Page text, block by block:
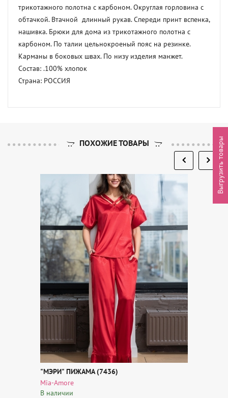
трикотажного полотна с карбоном. Округлая горловина с
обтачкой. Втачной  длинный рукав. Спереди принт вспенка,
нашивка. Брюки для дома из трикотажного полотна с
карбоном. По талии цельнокроеный пояс на резинке.
Карманы в боковых швах. По низу изделия манжет.
Состав: .100% хлопок
Страна: РОССИЯ
ПОХОЖИЕ ТОВАРЫ
"МЭРИ" ПИЖАМА (7436)
Mia-Amore
В наличии
Выгрузить товары